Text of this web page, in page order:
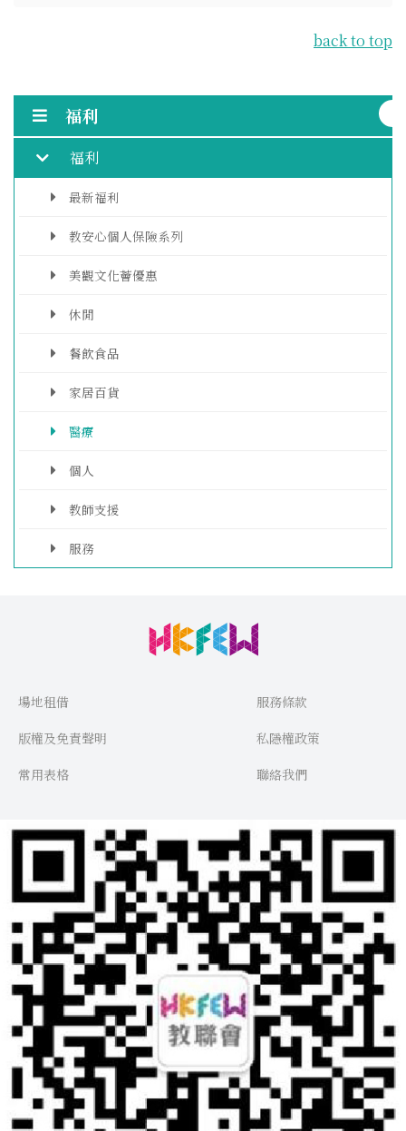
福利
福利
最新福利
教安心個人保險系列
美觀文化薈優惠
休閒
餐飲食品
家居百貨
醫療
個人
教師支援
服務
back to top
場地租借
服務條款
版權及免責聲明
私隱權政策
常用表格
聯絡我們